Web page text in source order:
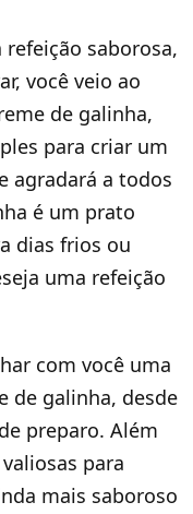
refeição saborosa,
você veio ao
de galinha,
para criar um
agradará a todos
é um prato
dias frios ou
uma refeição
com você uma
de galinha, desde
preparo. Além
para
mais saboroso